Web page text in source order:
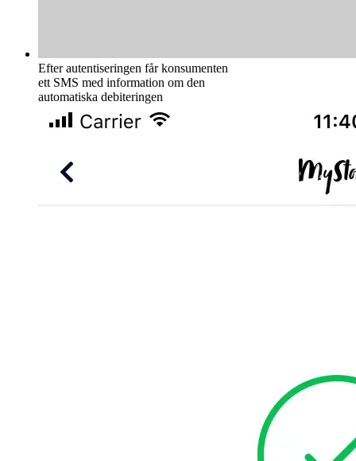
Efter autentiseringen får konsumenten
ett SMS med information om den
automatiska debiteringen